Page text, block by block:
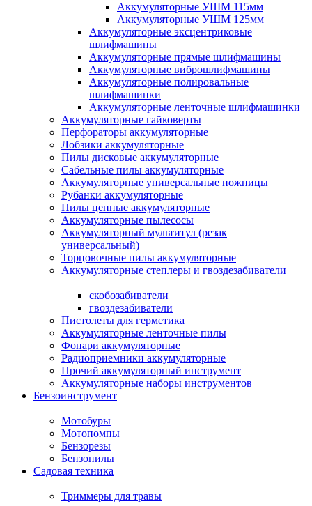
Аккумуляторные УШМ 115мм
Аккумуляторные УШМ 125мм
Аккумуляторные эксцентриковые
шлифмашины
Аккумуляторные прямые шлифмашины
Аккумуляторные виброшлифмашины
Аккумуляторные полировальные
шлифмашинки
Аккумуляторные ленточные шлифмашинки
Аккумуляторные гайковерты
Перфораторы аккумуляторные
Лобзики аккумуляторные
Пилы дисковые аккумуляторные
Сабельные пилы аккумуляторные
Аккумуляторные универсальные ножницы
Рубанки аккумуляторные
Пилы цепные аккумуляторные
Аккумуляторные пылесосы
Аккумуляторный мультитул (резак
универсальный)
Торцовочные пилы аккумуляторные
Аккумуляторные степлеры и гвоздезабиватели
скобозабиватели
гвоздезабиватели
Пистолеты для герметика
Аккумуляторные ленточные пилы
Фонари аккумуляторные
Радиоприемники аккумуляторные
Прочий аккумуляторный инструмент
Аккумуляторные наборы инструментов
Бензоинструмент
Мотобуры
Мотопомпы
Бензорезы
Бензопилы
Садовая техника
Триммеры для травы